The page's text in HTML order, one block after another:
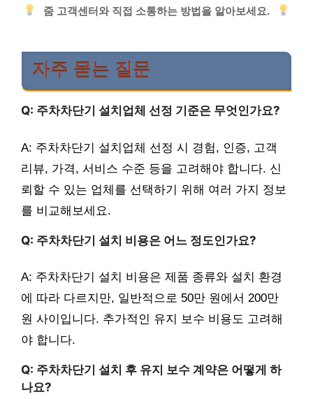
줌 고객센터와 직접 소통하는 방법을 알아보세요.
자주 묻는 질문
Q: 주차차단기 설치업체 선정 기준은 무엇인가요?
A: 주차차단기 설치업체 선정 시 경험, 인증, 고객
리뷰, 가격, 서비스 수준 등을 고려해야 합니다. 신
뢰할 수 있는 업체를 선택하기 위해 여러 가지 정보
를 비교해보세요.
Q: 주차차단기 설치 비용은 어느 정도인가요?
A: 주차차단기 설치 비용은 제품 종류와 설치 환경
에 따라 다르지만, 일반적으로 50만 원에서 200만
원 사이입니다. 추가적인 유지 보수 비용도 고려해
야 합니다.
Q: 주차차단기 설치 후 유지 보수 계약은 어떻게 하
나요?